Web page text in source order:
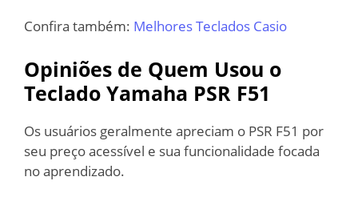
Confira também: Melhores Teclados Casio
Opiniões de Quem Usou o
Teclado Yamaha PSR F51
Os usuários geralmente apreciam o PSR F51 por
seu preço acessível e sua funcionalidade focada
no aprendizado.